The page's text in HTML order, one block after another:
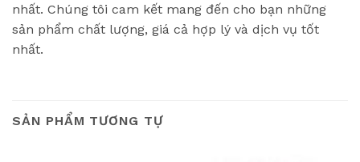
nhất. Chúng tôi cam kết mang đến cho bạn những
sản phẩm chất lượng, giá cả hợp lý và dịch vụ tốt
nhất.
SẢN PHẨM TƯƠNG TỰ